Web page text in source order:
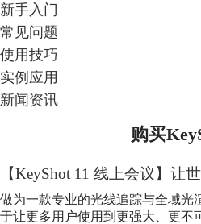
新手入门
常见问题
使用技巧
实例应用
新闻资讯
购买
【KeyShot 11 线上会议】让
做为一款专业的光线追踪与全域光
于让更多用户使用到更强大、更不